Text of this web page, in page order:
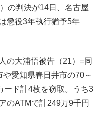
の判決が14日、名古屋
懲役3年執行猶予5年
の大浦悟被告（21）=同
愛知県春日井市の70～
ード計4枚を窃取。うち3
のATMで計249万9千円